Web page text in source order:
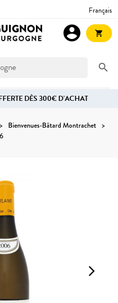
Français
search
account_circle shopping_cart
DÈS 300€ D’ACHAT
Bienvenues-Bâtard Montrachet
arrow_forward_ios